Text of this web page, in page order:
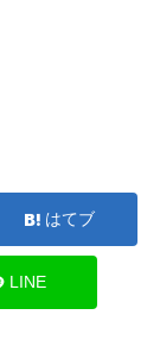
はてブ
LINE